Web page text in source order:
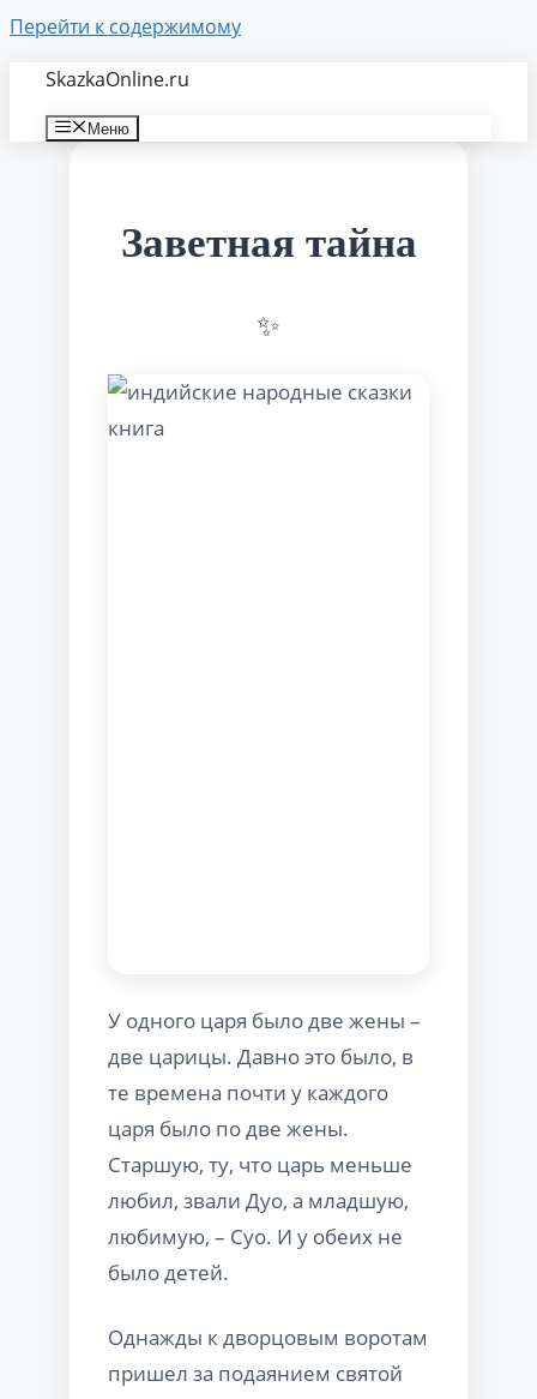
Перейти к содержимому
SkazkaOnline.ru
Меню
Заветная тайна
У одного царя было две жены –
две царицы. Давно это было, в
те времена почти у каждого
царя было по две жены.
Старшую, ту, что царь меньше
любил, звали Дуо, а младшую,
любимую, – Суо. И у обеих не
было детей.
Однажды к дворцовым воротам
пришел за подаянием святой